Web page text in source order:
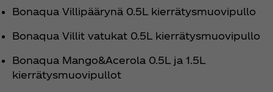
Bonaqua Villipäärynä 0.5L kierrätysmuovipullo
Bonaqua Villit vatukat 0.5L kierrätysmuovipullo
Bonaqua Mango&Acerola 0.5L ja 1.5L
kierrätysmuovipullot